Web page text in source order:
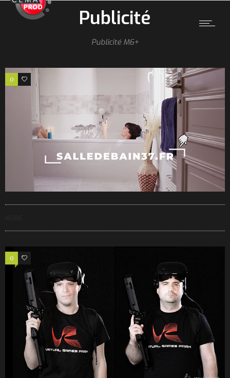
Publicité
Publicité M6+
0 2
0 1